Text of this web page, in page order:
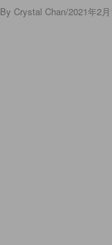
By Crystal Chan/2021年2